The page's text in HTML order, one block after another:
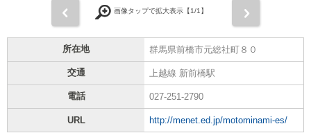
画像タップで拡大表示【1/1】
所在地 群馬県前橋市元総社町８０
交通 上越線 新前橋駅
電話 027-251-2790
URL http://menet.ed.jp/motominami-es/